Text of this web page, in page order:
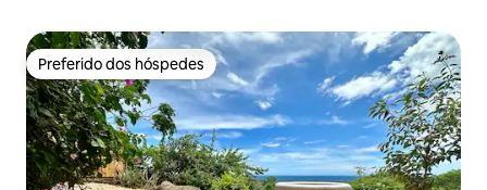
Preferido dos hóspedes
Preferido dos hóspedes